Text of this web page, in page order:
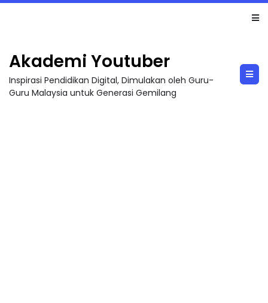
Akademi Youtuber
Inspirasi Pendidikan Digital, Dimulakan oleh Guru-
Guru Malaysia untuk Generasi Gemilang